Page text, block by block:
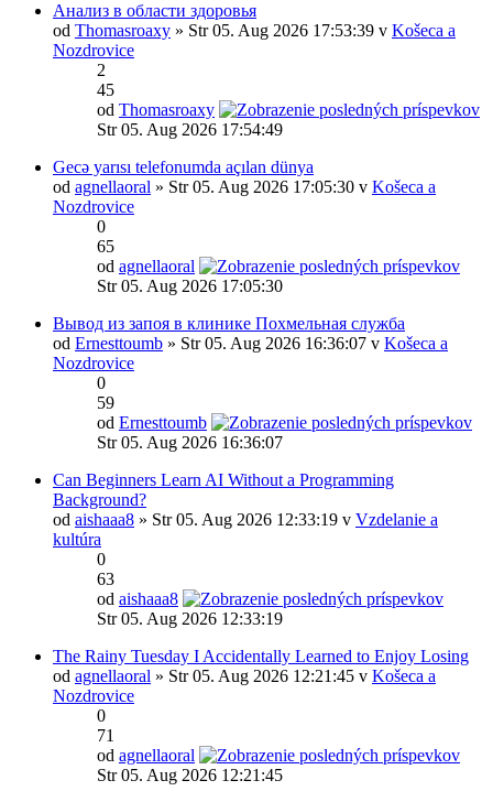
Анализ в области здоровья
od Thomasroaxy » Str 05. Aug 2026 17:53:39 v Košeca a
Nozdrovice
2
45
od Thomasroaxy
Str 05. Aug 2026 17:54:49
Gecə yarısı telefonumda açılan dünya
od agnellaoral » Str 05. Aug 2026 17:05:30 v Košeca a
Nozdrovice
0
65
od agnellaoral
Str 05. Aug 2026 17:05:30
Вывод из запоя в клинике Похмельная служба
od Ernesttoumb » Str 05. Aug 2026 16:36:07 v Košeca a
Nozdrovice
0
59
od Ernesttoumb
Str 05. Aug 2026 16:36:07
Can Beginners Learn AI Without a Programming
Background?
od aishaaa8 » Str 05. Aug 2026 12:33:19 v Vzdelanie a
kultúra
0
63
od aishaaa8
Str 05. Aug 2026 12:33:19
The Rainy Tuesday I Accidentally Learned to Enjoy Losing
od agnellaoral » Str 05. Aug 2026 12:21:45 v Košeca a
Nozdrovice
0
71
od agnellaoral
Str 05. Aug 2026 12:21:45